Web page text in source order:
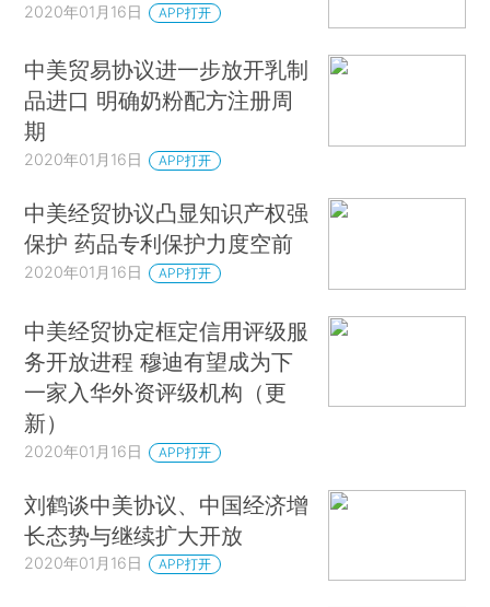
2020年01月16日 APP打开
中美贸易协议进一步放开乳制
品进口 明确奶粉配方注册周
期
2020年01月16日 APP打开
中美经贸协议凸显知识产权强
保护 药品专利保护力度空前
2020年01月16日 APP打开
中美经贸协定框定信用评级服
务开放进程 穆迪有望成为下
一家入华外资评级机构（更
新）
2020年01月16日 APP打开
刘鹤谈中美协议、中国经济增
长态势与继续扩大开放
2020年01月16日 APP打开